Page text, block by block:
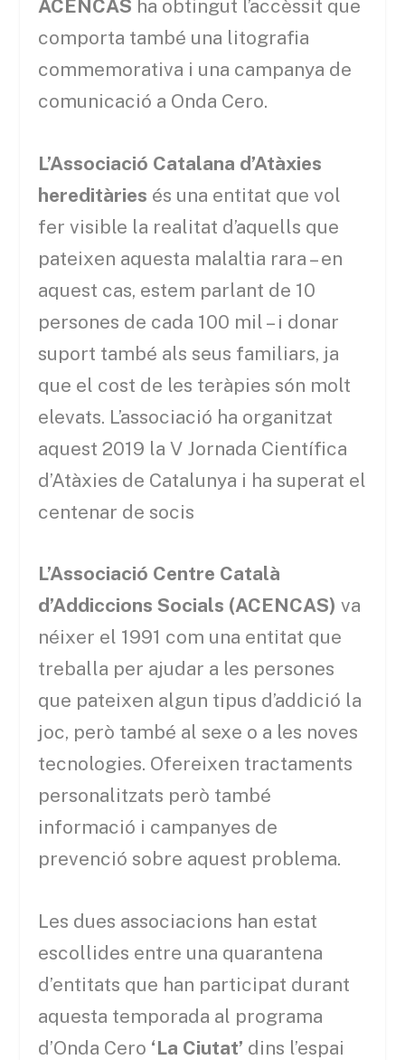
ACENCAS ha obtingut l’accèssit que
comporta també una litografia
commemorativa i una campanya de
comunicació a Onda Cero.
L’Associació Catalana d’Atàxies
hereditàries és una entitat que vol
fer visible la realitat d’aquells que
pateixen aquesta malaltia rara – en
aquest cas, estem parlant de 10
persones de cada 100 mil – i donar
suport també als seus familiars, ja
que el cost de les teràpies són molt
elevats. L’associació ha organitzat
aquest 2019 la V Jornada Científica
d’Atàxies de Catalunya i ha superat el
centenar de socis
L’Associació Centre Català
d’Addiccions Socials (ACENCAS)va
néixer el 1991 com una entitat que
treballa per ajudar a les persones
que pateixen algun tipus d’addició la
joc, però també al sexe o a les noves
tecnologies. Ofereixen tractaments
personalitzats però també
informació i campanyes de
prevenció sobre aquest problema.
Les dues associacions han estat
escollides entre una quarantena
d’entitats que han participat durant
aquesta temporada al programa
d’Onda Cero ‘La Ciutat’ dins l’espai